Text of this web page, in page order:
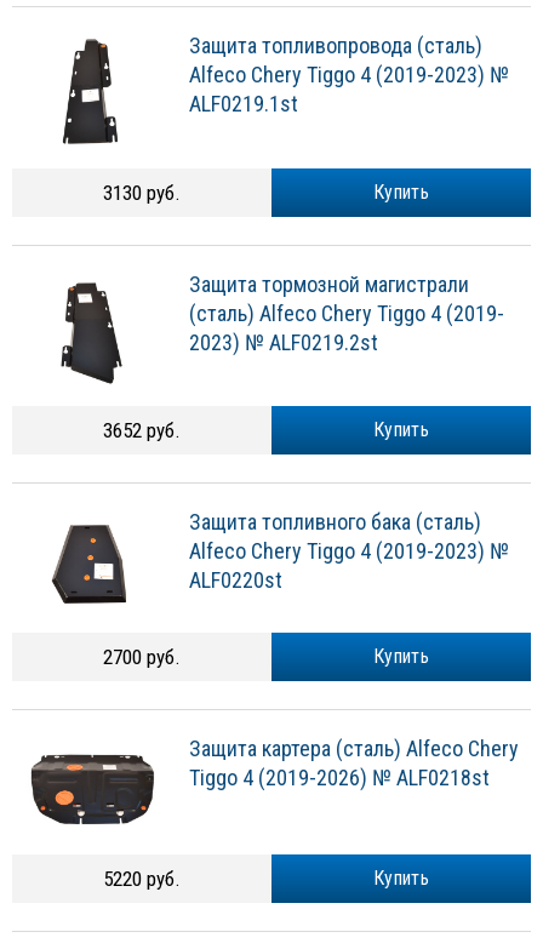
Защита топливопровода (сталь)
Alfeco Chery Tiggo 4 (2019-2023) №
ALF0219.1st
Купить
3130 руб.
Защита тормозной магистрали
(сталь) Alfeco Chery Tiggo 4 (2019-
2023) № ALF0219.2st
Купить
3652 руб.
Защита топливного бака (сталь)
Alfeco Chery Tiggo 4 (2019-2023) №
ALF0220st
Купить
2700 руб.
Защита картера (сталь) Alfeco Chery
Tiggo 4 (2019-2026) № ALF0218st
Купить
5220 руб.